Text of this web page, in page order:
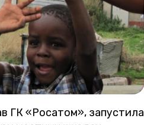
ГК «Росатом», запустила